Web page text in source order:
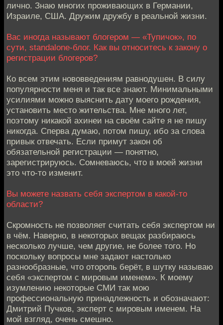
лично. Знаю многих проживающих в Германии,
Израиле, США. Дружим дружбу в реальной жизни.
Вас иногда называют блогером — «Тупичок», по
сути, standalone-блог. Как вы относитесь к закону о
регистрации блогеров?
Ко всем этим нововведениям равнодушен. В силу
популярности меня и так все знают. Минимальными
усилиями можно выяснить дату моего рождения,
установить место жительства. Мне много лет,
поэтому никакой ахинеи на своём сайте я не пишу
никогда. Сперва думаю, потом пишу, ибо за слова
привык отвечать. Если примут закон об
обязательной регистрации — понятно,
зарегистрируюсь. Сомневаюсь, что в моей жизни
это что-то изменит.
Вы можете назвать себя экспертом в какой-то
области?
Скромность не позволяет считать себя экспертом ни
в чём. Наверно, в некоторых вещах разбираюсь
несколько лучше, чем другие, не более того. Но
поскольку вопросы мне задают настолько
разнообразные, что оторопь берёт, в шутку называю
себя «экспертом с мировым именем». К моему
изумлению некоторые СМИ так мою
профессиональную принадлежность и обозначают:
Дмитрий Пучков, эксперт с мировым именем. На
мой взгляд, очень смешно.